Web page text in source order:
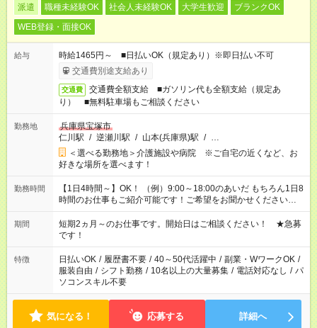
派遣 職種未経験OK 社会人未経験OK 大学生歓迎
ブランクOK
WEB登録・面接OK
給与
時給1465円～ ■日払いOK（規定あり）※即日払い不可
交通費別途支給あり
交通費
交通費全額支給 ■ガソリン代も全額支給（規定あ
り） ■無料駐車場もご相談ください
勤務地
兵庫県宝塚市
仁川駅 / 逆瀬川駅 / 山本(兵庫県)駅 / …
＜選べる勤務地＞介護施設や病院 ※ご自宅の近くなど、お
好きな場所を選べます！
勤務時間
【1日4時間～】OK！ （例）9:00～18:00のあいだ もちろん1日8
時間のお仕事もご紹介可能です！ご希望をお聞かせください！
その他の時間帯もあなたのライフスタイルに合わせて お選びい
ただけます！ 【シフト固定もOK】★家庭の都合でお休みが必要
な場合も遠慮なくご相談ください。 ※週最低15時間以上の勤務
が必要です
期間
短期2ヵ月～のお仕事です。開始日はご相談ください！ ★急募
です！
特徴 日払いOK / 履歴書不要 / 40～50代活躍中 / 副業・WワークOK /
服装自由 / シフト勤務 / 10名以上の大量募集 / 電話対応なし / パ
ソコンスキル不要
気になる！ 応募する 詳細へ